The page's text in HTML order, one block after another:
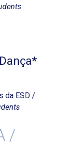
da ESD /
/